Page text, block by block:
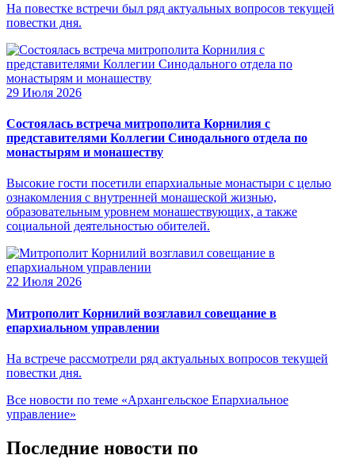
На повестке встречи был ряд актуальных вопросов текущей
повестки дня.
29 Июля 2026
Состоялась встреча митрополита Корнилия с
представителями Коллегии Синодального отдела по
монастырям и монашеству
Высокие гости посетили епархиальные монастыри с целью
ознакомления с внутренней монашеской жизнью,
образовательным уровнем монашествующих, а также
социальной деятельностью обителей.
22 Июля 2026
Митрополит Корнилий возглавил совещание в
епархиальном управлении
На встрече рассмотрели ряд актуальных вопросов текущей
повестки дня.
Все новости по теме «Архангельское Епархиальное
управление»
Последние новости по